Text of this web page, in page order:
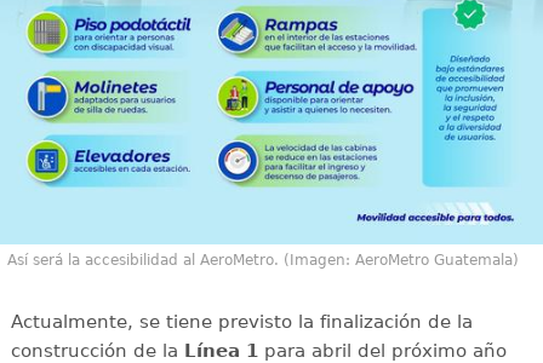
Así será la accesibilidad al AeroMetro. (Imagen: AeroMetro Guatemala)
Actualmente, se tiene previsto la finalización de la
construcción de la Línea 1para abril del próximo año